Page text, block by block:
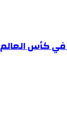
في كأس العالم